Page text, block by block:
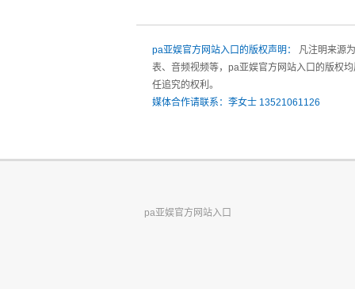
pa亚娱官方网站入口的版权声明：
凡注明来源
表、音频视频等，pa亚娱官方网站入口的版权
任追究的权利。
媒体合作请联系：李女士 13521061126
pa亚娱官方网站入口